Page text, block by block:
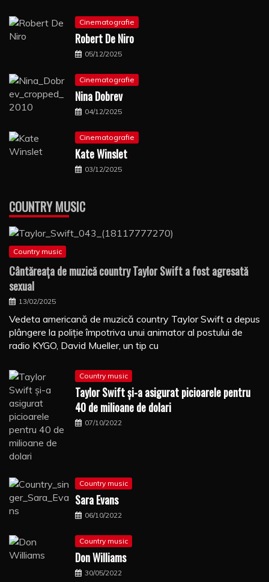
Cinematografie
Robert De Niro
05/12/2025
Cinematografie
Nina Dobrev
04/12/2025
Cinematografie
Kate Winslet
03/12/2025
COUNTRY MUSIC
Country music
Cântăreaţa de muzică country Taylor Swift a fost agresată
sexual
13/02/2025
Vedeta americană de muzică country Taylor Swift a depus
plângere la poliţie împotriva unui animator al postului de
radio KYGO, David Mueller, un tip cu
Country music
Taylor Swift şi-a asigurat picioarele pentru
40 de milioane de dolari
07/10/2022
Country music
Sara Evans
06/10/2022
Country music
Don Williams
30/05/2022